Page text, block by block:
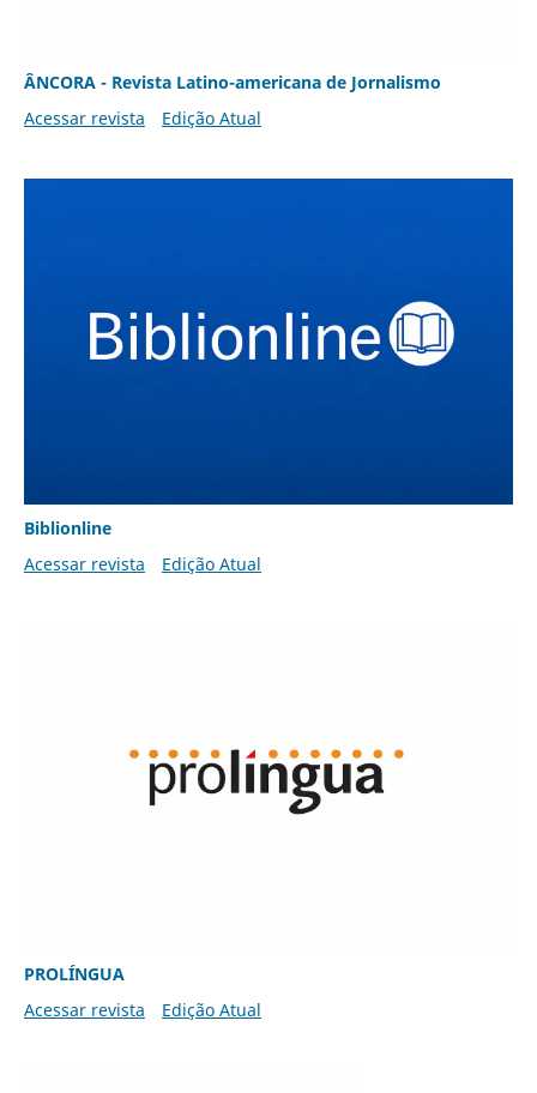
ÂNCORA - Revista Latino-americana de Jornalismo
Acessar revista
Edição Atual
Biblionline
Acessar revista
Edição Atual
PROLÍNGUA
Acessar revista
Edição Atual